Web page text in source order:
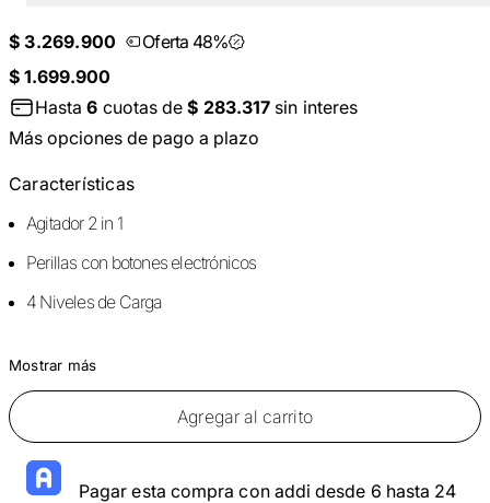
$ 3.269.900
Oferta 48%
$ 1.699.900
Hasta6 cuotas de$ 283.317 sin interes
Más opciones de pago a plazo
Características
Agitador 2 in 1
Perillas con botones electrónicos
4 Niveles de Carga
Mostrar más
Agregar al carrito
Pagar esta compra con addi desde 6 hasta 24